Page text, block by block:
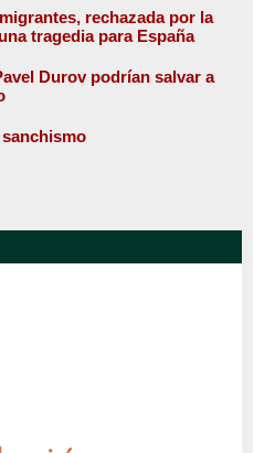
rechazada por la
tragedia para España
Durov podrían salvar a
sanchismo